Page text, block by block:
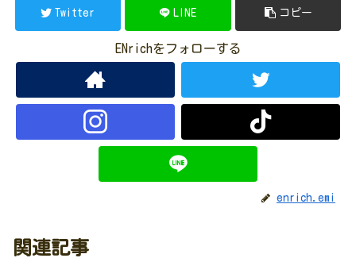
Twitter LINE コピー
ENrichをフォローする
enrich.emi
関連記事